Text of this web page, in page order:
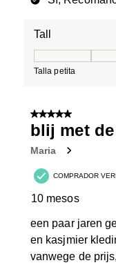
Tall
Talla petita
5 de 5 estrelles.
blij met
Maria
COMPRADOR
10 mesos
een paar jaren
en kasjmier
vanwege de